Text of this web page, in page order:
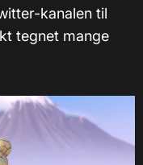
kanalen til
tegnet mange